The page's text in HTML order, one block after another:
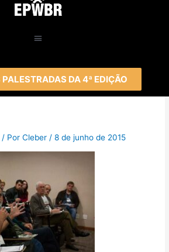
DA 4ª EDIÇÃO
/ PorCleber /8 de junho de 2015